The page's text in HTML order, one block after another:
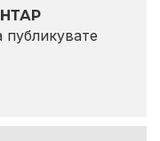
публикувате